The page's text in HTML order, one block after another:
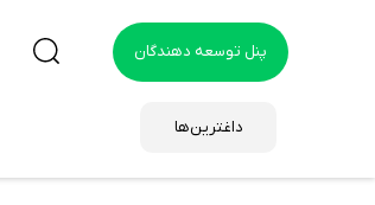
پنل توسعه دهندگان
داغترین‌ها